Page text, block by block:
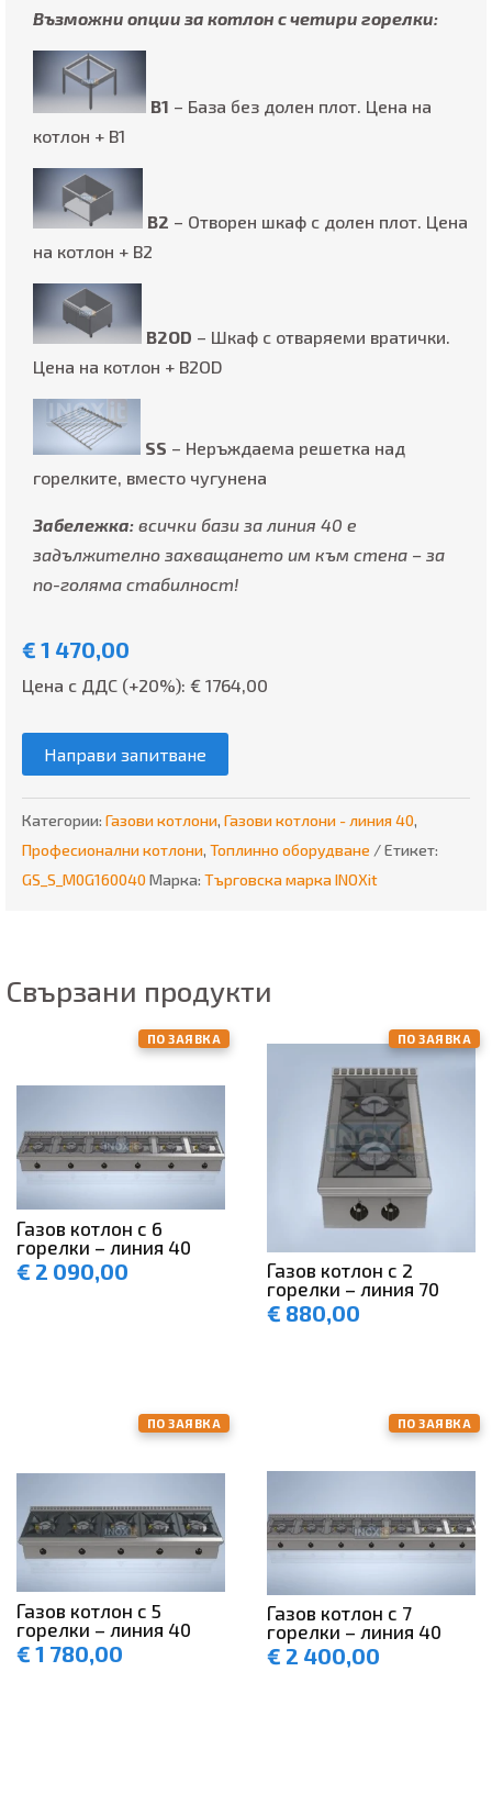
Възможни опции за котлон с четири горелки:
B1 – База без долен плот. Цена на
котлон + В1
B2 – Отворен шкаф с долен плот. Цена
на котлон + В2
B2OD – Шкаф с отваряеми вратички.
Цена на котлон + В2OD
SS – Неръждаема решетка над
горелките, вместо чугунена
Забележка: всички бази за линия 40 е
задължително захващането им към стена – за
по-голяма стабилност!
€ 1 470,00
Цена с ДДС (+20%): € 1764,00
Направи запитване
Категории: Газови котлони, Газови котлони - линия 40,
Професионални котлони, Топлинно оборудване
Етикет:
GS_S_M0G160040 Марка: Търговска марка INOXit
Свързани продукти
ПО ЗАЯВКА
Газов котлон с 6
горелки – линия 40
€ 2 090,00
ПО ЗАЯВКА
Газов котлон с 2
горелки – линия 70
€ 880,00
ПО ЗАЯВКА
Газов котлон с 5
горелки – линия 40
€ 1 780,00
ПО ЗАЯВКА
Газов котлон с 7
горелки – линия 40
€ 2 400,00